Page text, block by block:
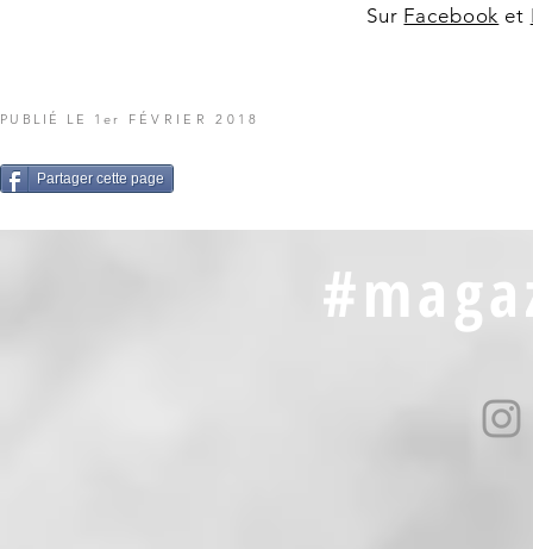
Sur Facebook et
PUBLIÉ LE 1er FÉVRIER 2018
Partager cette page